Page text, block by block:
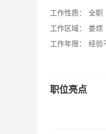
工作性质：
全职
工作区域：
娄烦
工作年限：
经验
职位亮点